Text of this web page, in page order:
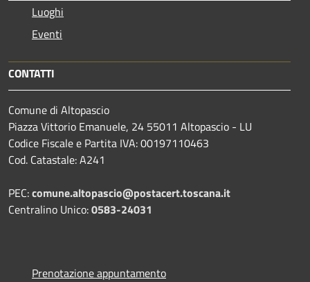
Luoghi
Eventi
CONTATTI
Comune di Altopascio
Piazza Vittorio Emanuele, 24 55011 Altopascio - LU
Codice Fiscale e Partita IVA: 00197110463
Cod. Catastale: A241
PEC:comune.altopascio@postacert.toscana.it
Centralino Unico:0583-24031
Prenotazione appuntamento